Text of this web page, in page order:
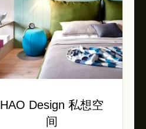
HAO Design 私想空
间